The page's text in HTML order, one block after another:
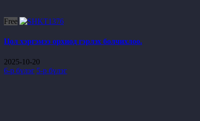
Free
Цол хэргэмээ орхиод гэрлэх болчихлоо.
2025-10-20
6-р бүлэг 5-р бүлэг